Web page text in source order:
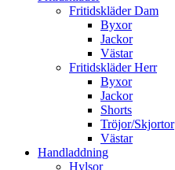
Fritidskläder Dam
Byxor
Jackor
Västar
Fritidskläder Herr
Byxor
Jackor
Shorts
Tröjor/Skjortor
Västar
Handladdning
Hylsor